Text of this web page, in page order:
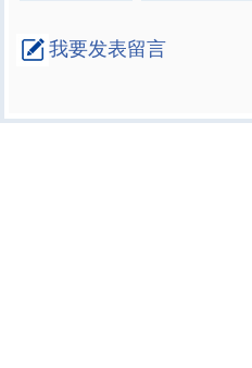
我要发表留言